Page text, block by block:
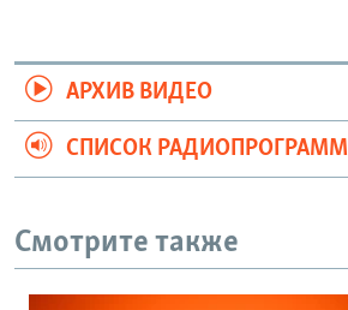
АРХИВ ВИДЕО
СПИСОК РАДИОПРОГРАММ
Смотрите также